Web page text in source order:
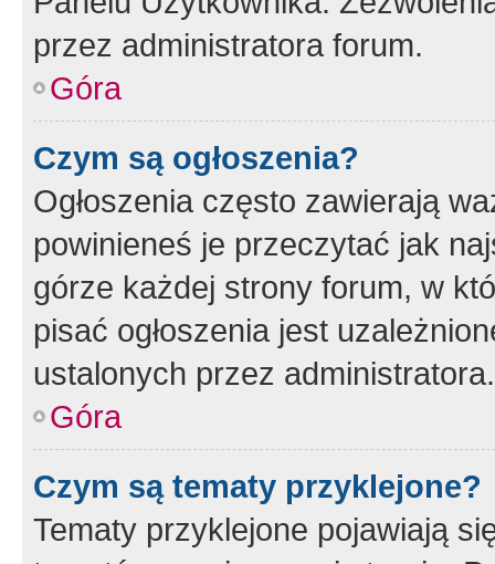
przez administratora forum.
Góra
Czym są ogłoszenia?
Ogłoszenia często zawierają
powinieneś je przeczytać jak
górze każdej strony forum, w
pisać ogłoszenia jest
ustalonych przez administratora.
Góra
Czym są tematy przyklejone?
Tematy przyklejone pojawiają